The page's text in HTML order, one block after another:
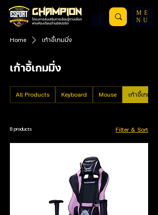
ME
NU
Home เก้าอี้เกมมิ่ง
เก้าอี้เกมมิ่ง
All Products Keyboard Mouse เก้าอี้เกมมิ่ง
8 products Filter & Sort